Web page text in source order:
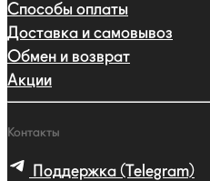
Способы оплаты
Доставка и самовывоз
Обмен и возврат
Акции
Контакты
Поддержка (Telegram)